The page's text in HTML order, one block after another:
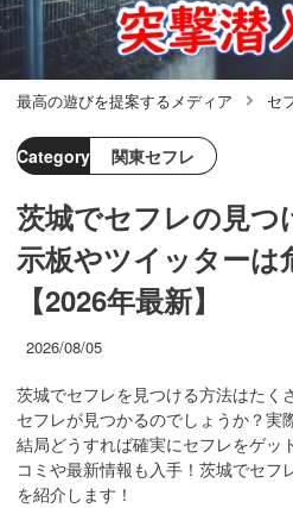
最高の遊びを提案するメディア セ
Category 関東セフレ
茨城でセフレの見つ
示板やツイッターは
【2026年最新】
2026/08/05
茨城でセフレを見つける方法はたく
セフレが見つかるのでしょうか？実
結局どうすれば確実にセフレをゲッ
コミや最新情報も入手！茨城でセフ
を紹介します！